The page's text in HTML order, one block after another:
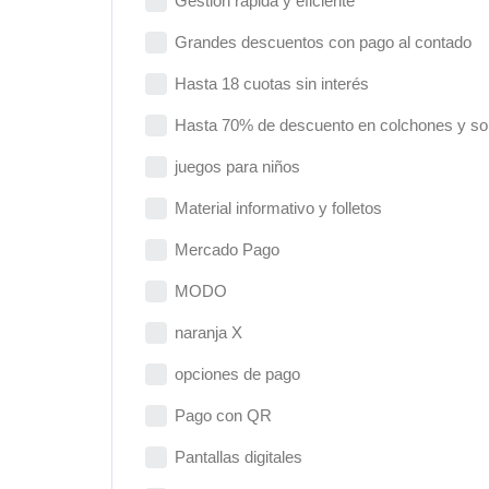
Grandes descuentos con pago al contado
Hasta 18 cuotas sin interés
Hasta 70% de descuento en colchones y
juegos para niños
Material informativo y folletos
Mercado Pago
MODO
naranja X
opciones de pago
Pago con QR
Pantallas digitales